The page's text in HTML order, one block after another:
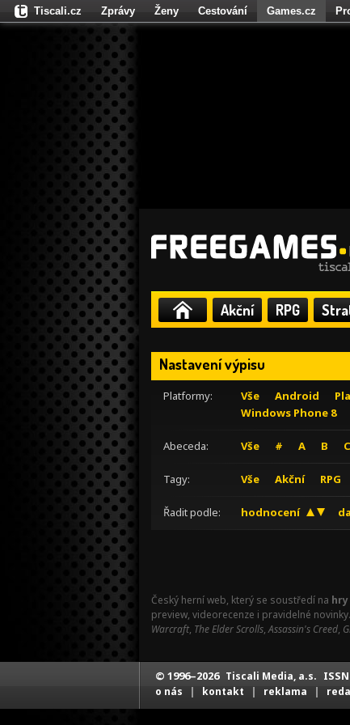
Akční RPG
Nastavení výpisu
Platformy: Vše Android
Windows Phone 8
Abeceda: Vše # A B C
Tagy: Vše Akční RPG
Řadit podle: hodnocení
Český herní web, který se soustředí na hry
preview, videorecenze i pravidelné
Warcraft, The Elder Scrolls,Assassin's Creed,
Tiscali.cz Zprávy Ženy Cestování Games.cz
Fights.cz
© 1996–2026 Tiscali Media, a.s.
o nás | kontakt | reklama |